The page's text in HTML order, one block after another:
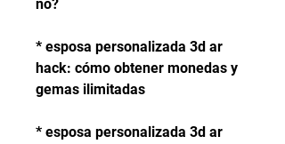
no?
* esposa personalizada 3d ar
hack: cómo obtener monedas y
gemas ilimitadas
* esposa personalizada 3d ar